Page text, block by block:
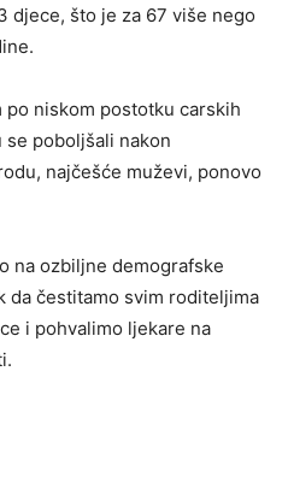
djece, što je za 67 više nego
po niskom postotku carskih
poboljšali nakon
najčešće muževi, ponovo
na ozbiljne demografske
da čestitamo svim roditeljima
i pohvalimo ljekare na